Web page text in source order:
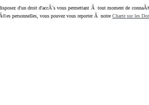
d'un droit d'accÃ¨s vous permettant Ã tout moment de
personnelles, vous pouvez vous reporter Ã notre Charte sur les